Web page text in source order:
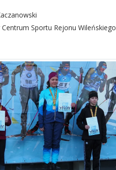
Sportu Rejonu Wileńskiego